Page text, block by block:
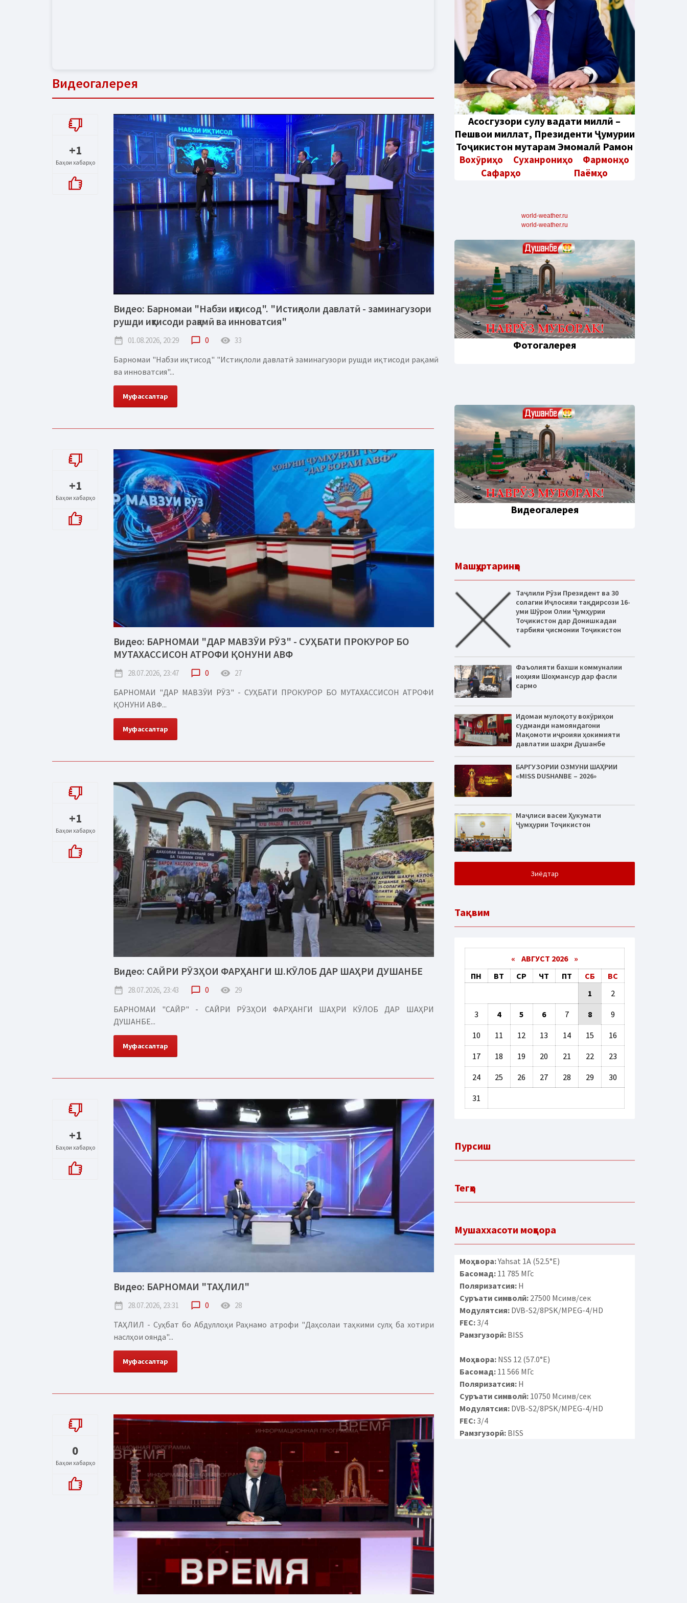
Видеогалерея
+1
Баҳои хабарҳо
Видео: Барномаи "Набзи иқтисод". "Истиқлоли давлатӣ - заминагузори
рушди иқтисоди рақамӣ ва инноватсия"
date_range 01.08.2026, 20:29 chat_bubble_outline 0 remove_red_eye 33
Барномаи "Набзи иқтисод" "Истиқлоли давлатӣ - заминагузори рушди иқтисоди рақамӣ
ва инноватсия"...
Муфассалтар
+1
Баҳои хабарҳо
Видео: БАРНОМАИ "ДАР МАВЗӮИ РӮЗ" - СУҲБАТИ ПРОКУРОР БО
МУТАХАССИСОН АТРОФИ ҚОНУНИ АВФ
date_range 28.07.2026, 23:47 chat_bubble_outline 0 remove_red_eye 27
БАРНОМАИ "ДАР МАВЗӮИ РӮЗ" - СУҲБАТИ ПРОКУРОР БО МУТАХАССИСОН АТРОФИ
ҚОНУНИ АВФ...
Муфассалтар
+1
Баҳои хабарҳо
Видео: САЙРИ РӮЗҲОИ ФАРҲАНГИ Ш.КӮЛОБ ДАР ШАҲРИ ДУШАНБЕ
date_range 28.07.2026, 23:43 chat_bubble_outline 0 remove_red_eye 29
БАРНОМАИ "САЙР" - САЙРИ РӮЗҲОИ ФАРҲАНГИ ШАҲРИ КӮЛОБ ДАР ШАҲРИ
ДУШАНБЕ...
Муфассалтар
+1
Баҳои хабарҳо
Видео: БАРНОМАИ "ТАҲЛИЛ"
date_range 28.07.2026, 23:31 chat_bubble_outline 0 remove_red_eye 28
ТАҲЛИЛ - Суҳбат бо Абдуллоҳи Раҳнамо атрофи "Даҳсолаи таҳкими сулҳ ба хотири
наслҳои оянда"...
Муфассалтар
0
Баҳои хабарҳо
Aсосгузори сулҳу ваҳдати миллӣ –
Пешвои миллат, Президенти Ҷумҳурии
Тоҷикистон муҳтарам Эмомалӣ Раҳмон
Вохӯриҳо Суханрониҳо
Фармонҳо
Сафарҳо
Паёмҳо
world-weather.ru
world-weather.ru
Фотогалерея
Видеогалерея
Машҳуртаринҳо
Таҷлили Рӯзи Президент ва 30
солагии Иҷлосияи тақдирсози 16-
уми Шӯрои Олии Ҷумҳурии
Тоҷикистон дар Донишкадаи
тарбияи ҷисмонии Тоҷикистон
Фаъолияти бахши коммуналии
ноҳияи Шоҳмансур дар фасли
сармо
Идомаи мулоқоту вохӯриҳои
судманди намояндагони
Мақомоти иҷроияи ҳокимияти
давлатии шаҳри Душанбе
БАРГУЗОРИИ ОЗМУНИ ШАҲРИИ
«MISS DUSHANBE – 2026»
Маҷлиси васеи Ҳукумати
Ҷумҳурии Тоҷикистон
Зиёдтар
Тақвим
« АВГУСТ 2026 »
ПН
ВТ СР ЧТ ПТ СБ
ВС
1
2
3 4 5 6 7 8 9
10 11 12 13 14 15 16
17 18 19 20 21 22 23
24 25 26 27 28 29 30
31
Пурсиш
Тегҳо
Мушаххасоти моҳвора
Моҳвора:Yahsat 1A (52.5°E)
Басомад:11 785 МГс
Поляризатсия:H
Суръати символӣ:27500 Мсимв/сек
Модулятсия:DVB-S2/8PSK/MPEG-4/HD
FEC:3/4
Рамзгузорӣ:BISS
Моҳвора:NSS 12 (57.0°E)
Басомад:11 566 МГс
Поляризатсия:H
Суръати символӣ:10750 Мсимв/сек
Модулятсия:DVB-S2/8PSK/MPEG-4/HD
FEC:3/4
Рамзгузорӣ:BISS